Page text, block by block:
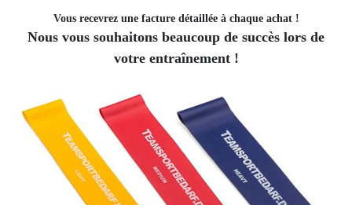
Vous recevrez une facture détaillée à chaque achat !
Nous vous souhaitons beaucoup de succès lors de
votre entraînement !